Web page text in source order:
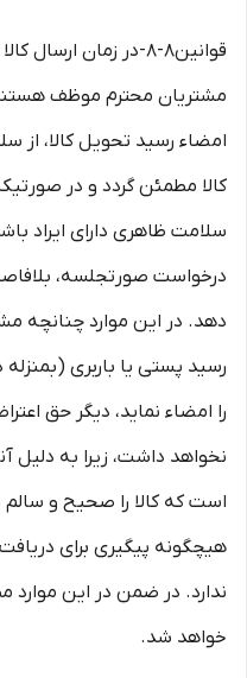
قوانین۸-۸-در زمان
مشتریان محترم موظف
امضاء رسید تحویل کالا،
کالا مطمئن گردد و در
سلامت ظاهری دارای ایراد
درخواست صورتجلسه،
دهد. در این موارد چنانچه
رسید پستی یا باربری
را امضاء نماید، دیگر حق
نخواهد داشت، زیرا به
است که کالا را صحیح و
هیچگونه پیگیری برای
خواهد شد.